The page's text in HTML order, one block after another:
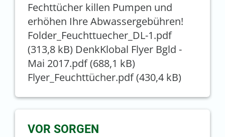
Fechttücher killen Pumpen und
erhöhen Ihre Abwassergebühren!
Folder_Feuchttuecher_DL-1.pdf
(313,8 kB) DenkKlobal Flyer Bgld -
Mai 2017.pdf (688,1 kB)
Flyer_Feuchttücher.pdf (430,4 kB)
VOR SORGEN